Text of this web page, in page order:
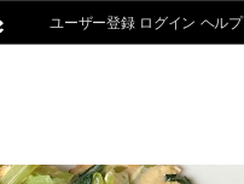
ユーザー登録 ログイン ヘルプ